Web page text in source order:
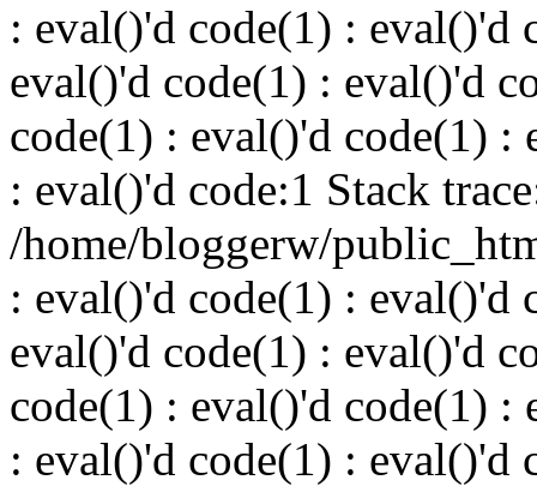
: eval()'d code(1) : eval()'d
eval()'d code(1) : eval()'d
code(1) : eval()'d code(1) :
: eval()'d code:1 Stack
/home/bloggerw/
: eval()'d code(1) : eval()'d
eval()'d code(1) : eval()'d
code(1) : eval()'d code(1) :
: eval()'d code(1) : eval()'d